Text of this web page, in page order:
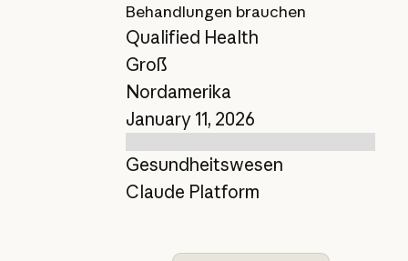
Behandlungen brauchen
Qualified Health
Groß
Nordamerika
January 11, 2026
Gesundheitswesen
Claude Platform